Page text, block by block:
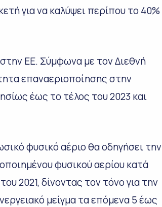
για να καλύψει περίπου το 40%
ΕΕ. Σύμφωνα με τον Διεθνή
επαναεριοποίησης στην
έως το τέλος του 2023 και
φυσικό αέριο θα οδηγήσει την
φυσικού αερίου κατά
2021, δίνοντας τον τόνο για την
μείγμα τα επόμενα 5 έως